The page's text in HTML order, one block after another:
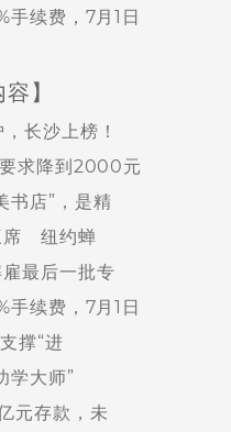
手续费，7月1日
】
长沙上榜！
求降到2000元
书店”，是精
席 纽约蝉
最后一批专
手续费，7月1日
撑“进
学大师”
元存款，未